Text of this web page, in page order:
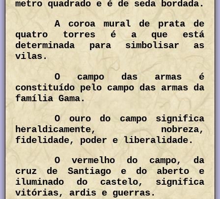
metro quadrado e é de seda bordada.
A coroa mural de prata de
quatro torres é a que está
determinada para simbolisar as
vilas.
O campo das armas é
constituído pelo campo das armas da
família Gama.
O ouro do campo significa
heraldicamente, nobreza,
fidelidade, poder e liberalidade.
O vermelho do campo, da
cruz de Santiago e do aberto e
iluminado do castelo, significa
vitórias, ardis e guerras.